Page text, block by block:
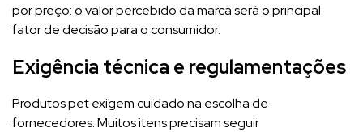
por preço: o valor percebido da marca será o principal
fator de decisão para o consumidor.
Exigência técnica e regulamentações
Produtos pet exigem cuidado na escolha de
fornecedores. Muitos itens precisam seguir